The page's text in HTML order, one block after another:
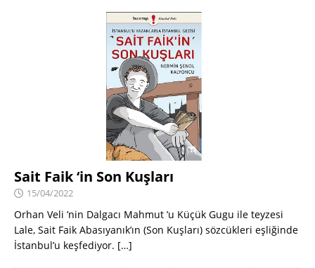
Sait Faik ‘in Son Kuşları
15/04/2022
Orhan Veli ’nin Dalgacı Mahmut ’u Küçük Gugu ile teyzesi
Lale, Sait Faik Abasıyanık’ın (Son Kuşları) sözcükleri eşliğinde
İstanbul’u keşfediyor. […]